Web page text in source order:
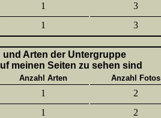
1 3
1 3
und Arten der Untergruppe
meinen Seiten zu sehen sind
Anzahl Arten
Anzahl Fotos
1 2
1 2